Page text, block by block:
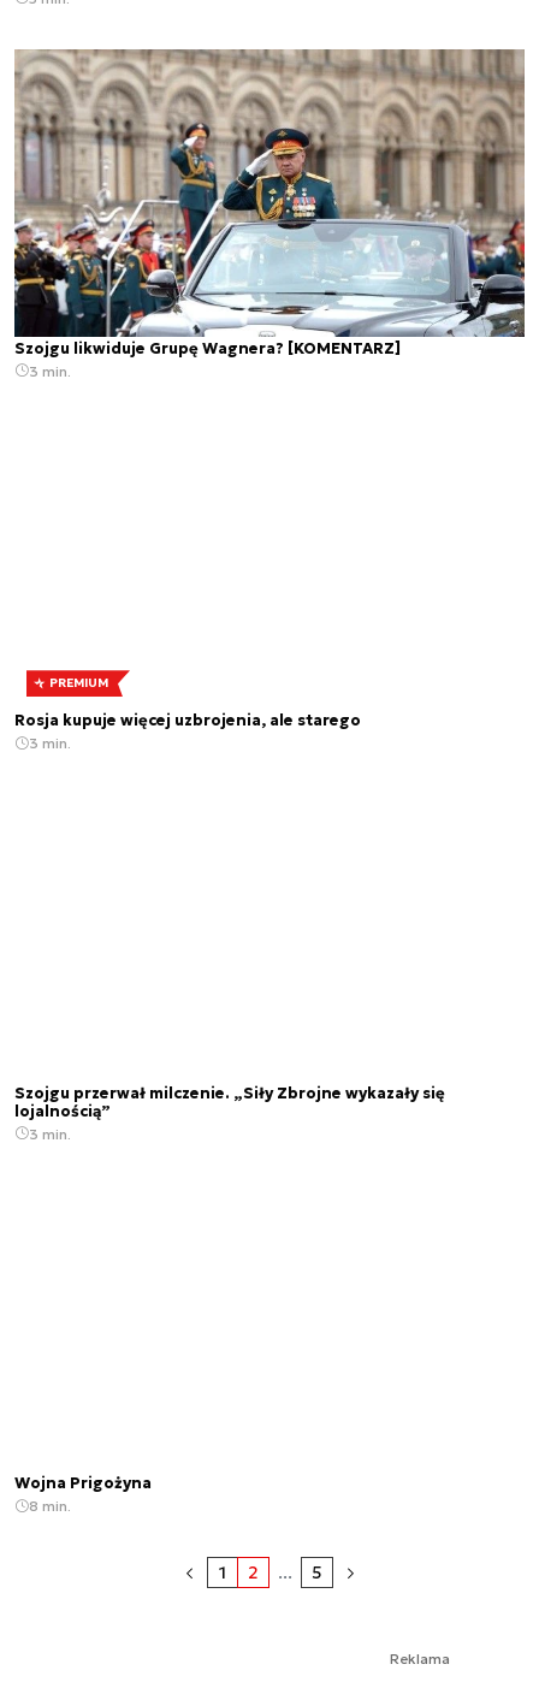
Szojgu likwiduje Grupę Wagnera? [KOMENTARZ]
3 min.
PREMIUM
Rosja kupuje więcej uzbrojenia, ale starego
3 min.
Szojgu przerwał milczenie. „Siły Zbrojne wykazały się
lojalnością”
3 min.
Wojna Prigożyna
8 min.
1 2 ... 5
Reklama